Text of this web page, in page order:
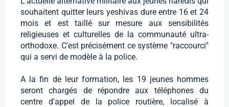
souhaitent quitter leurs yeshivas dure entre 16 et 24
mois et est taillé sur mesure aux sensibilités
religieuses et culturelles de la communauté ultra-
orthodoxe. C'est précisément ce système "raccourci"
qui a servi de modèle à la police.
A la fin de leur formation, les 19 jeunes hommes
seront chargés de répondre aux téléphones du
centre d'appel de la police routière, localisé à